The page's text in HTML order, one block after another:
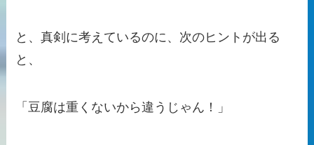
と、真剣に考えているのに、次のヒントが出る
と、
「豆腐は重くないから違うじゃん！」